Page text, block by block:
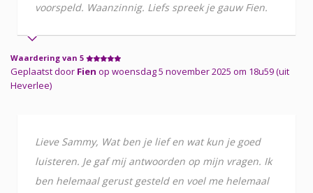
voorspeld. Waanzinnig. Liefs spreek je gauw Fien.
Waardering van 5
Geplaatst door Fien op woensdag 5 november 2025 om 18u59 (uit
Heverlee)
Lieve Sammy, Wat ben je lief en wat kun je goed
luisteren. Je gaf mij antwoorden op mijn vragen. Ik
ben helemaal gerust gesteld en voel me helemaal